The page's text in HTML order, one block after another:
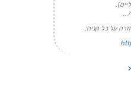
על כל קניה: